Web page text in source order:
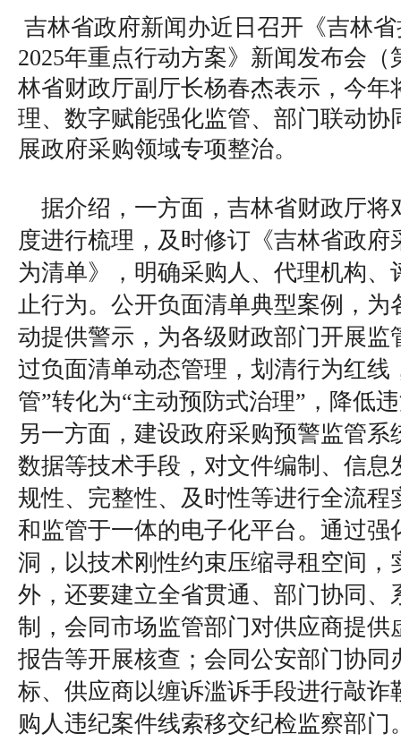
吉林省政府新闻办近日召开《吉林
2025年重点行动方案》新闻发布会
林省财政厅副厅长杨春杰表示，今年
理、数字赋能强化监管、部门联动协
展政府采购领域专项整治。
据介绍，一方面，吉林省财政厅将
度进行梳理，及时修订《吉林省政府
为清单》，明确采购人、代理机构、
止行为。公开负面清单典型案例，为
动提供警示，为各级财政部门开展监
过负面清单动态管理，划清行为红线
管”转化为“主动预防式治理”，降低
另一方面，建设政府采购预警监管系
数据等技术手段，对文件编制、信息
规性、完整性、及时性等进行全流程
和监管于一体的电子化平台。通过强
洞，以技术刚性约束压缩寻租空间，
外，还要建立全省贯通、部门协同、
制，会同市场监管部门对供应商提供
报告等开展核查；会同公安部门协同
标、供应商以缠诉滥诉手段进行敲诈
购人违纪案件线索移交纪检监察部门